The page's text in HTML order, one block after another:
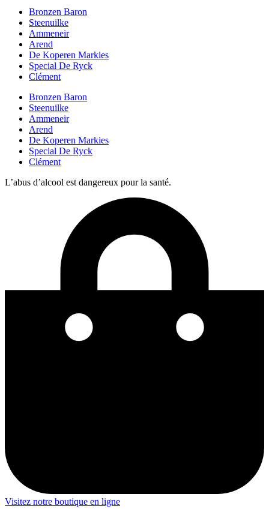
Bronzen Baron
Steenuilke
Ammeneir
Arend
De Koperen Markies
Special De Ryck
Clément
Bronzen Baron
Steenuilke
Ammeneir
Arend
De Koperen Markies
Special De Ryck
Clément
L’abus d’alcool est dangereux pour la santé.
Visitez notre boutique en ligne